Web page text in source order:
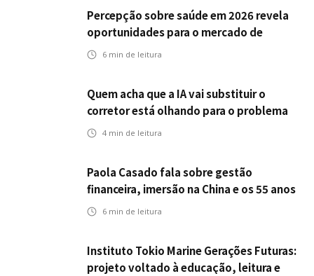
Percepção sobre saúde em 2026 revela
oportunidades para o mercado de
seguros ampliar cobertura e prevenção
6 min de leitura
Quem acha que a IA vai substituir o
corretor está olhando para o problema
errado
4 min de leitura
Paola Casado fala sobre gestão
financeira, imersão na China e os 55 anos
da ENS
6 min de leitura
Instituto Tokio Marine Gerações Futuras:
projeto voltado à educação, leitura e